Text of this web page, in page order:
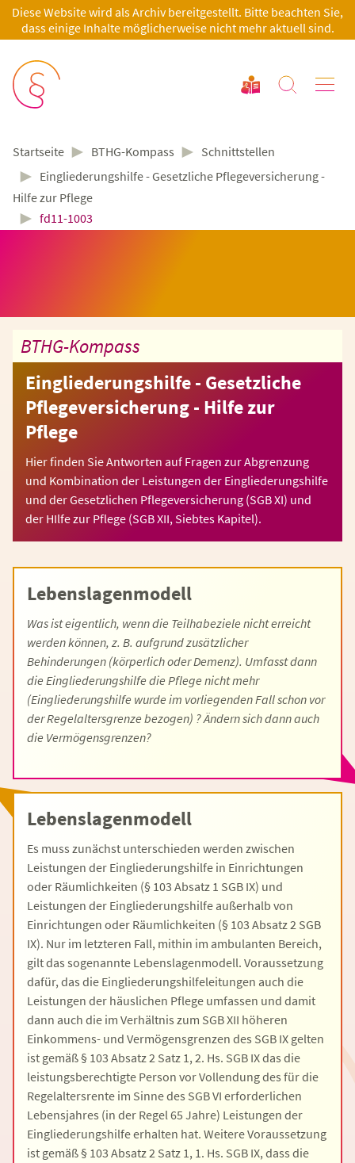
Diese Website wird als Archiv bereitgestellt. Bitte beachten Sie,
dass einige Inhalte möglicherweise nicht mehr aktuell sind.
Startseite ► BTHG-Kompass ► Schnittstellen
► Eingliederungshilfe - Gesetzliche Pflegeversicherung -
Hilfe zur Pflege
► fd11-1003
BTHG-Kompass
Eingliederungshilfe - Gesetzliche
Pflegeversicherung - Hilfe zur
Pflege
Hier finden Sie Antworten auf Fragen zur Abgrenzung
und Kombination der Leistungen der Eingliederungshilfe
und der Gesetzlichen Pflegeversicherung (SGB XI) und
der HIlfe zur Pflege (SGB XII, Siebtes Kapitel).
Lebenslagenmodell
Was ist eigentlich, wenn die Teilhabeziele nicht erreicht
werden können, z. B. aufgrund zusätzlicher
Behinderungen (körperlich oder Demenz). Umfasst dann
die Eingliederungshilfe die Pflege nicht mehr
(Eingliederungshilfe wurde im vorliegenden Fall schon vor
der Regelaltersgrenze bezogen) ? Ändern sich dann auch
die Vermögensgrenzen?
Lebenslagenmodell
Es muss zunächst unterschieden werden zwischen
Leistungen der Eingliederungshilfe in Einrichtungen
oder Räumlichkeiten (§ 103 Absatz 1 SGB IX) und
Leistungen der Eingliederungshilfe außerhalb von
Einrichtungen oder Räumlichkeiten (§ 103 Absatz 2 SGB
IX). Nur im letzteren Fall, mithin im ambulanten Bereich,
gilt das sogenannte Lebenslagenmodell. Voraussetzung
dafür, das die Eingliederungshilfeleitungen auch die
Leistungen der häuslichen Pflege umfassen und damit
dann auch die im Verhältnis zum SGB XII höheren
Einkommens- und Vermögensgrenzen des SGB IX gelten
ist gemäß § 103 Absatz 2 Satz 1, 2. Hs. SGB IX das die
leistungsberechtigte Person vor Vollendung des für die
Regelaltersrente im Sinne des SGB VI erforderlichen
Lebensjahres (in der Regel 65 Jahre) Leistungen der
Eingliederungshilfe erhalten hat. Weitere Voraussetzung
ist gemäß § 103 Absatz 2 Satz 1, 1. Hs. SGB IX, dass die